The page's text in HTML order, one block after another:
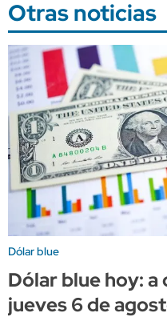
Otras noticias
Dólar blue
Dólar blue hoy:
jueves 6 de